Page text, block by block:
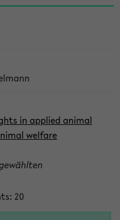
in applied animal
welfare
20